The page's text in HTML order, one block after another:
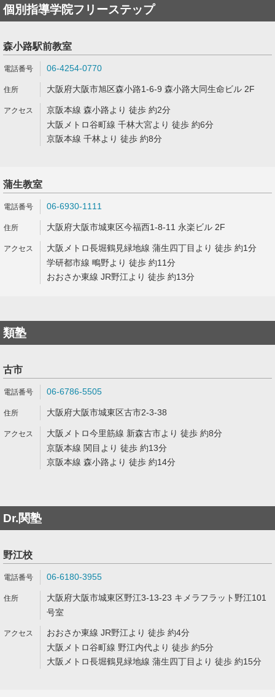
個別指導学院フリーステップ
森小路駅前教室
06-4254-0770
大阪府大阪市旭区森小路1-6-9 森小路大同生命ビル 2F
京阪本線 森小路より 徒歩 約2分
大阪メトロ谷町線 千林大宮より 徒歩 約6分
京阪本線 千林より 徒歩 約8分
蒲生教室
06-6930-1111
大阪府大阪市城東区今福西1-8-11 永楽ビル 2F
大阪メトロ長堀鶴見緑地線 蒲生四丁目より 徒歩 約1分
学研都市線 鴫野より 徒歩 約11分
おおさか東線 JR野江より 徒歩 約13分
類塾
古市
06-6786-5505
大阪府大阪市城東区古市2-3-38
大阪メトロ今里筋線 新森古市より 徒歩 約8分
京阪本線 関目より 徒歩 約13分
京阪本線 森小路より 徒歩 約14分
Dr.関塾
野江校
06-6180-3955
大阪府大阪市城東区野江3-13-23 キメラフラット野江101
号室
おおさか東線 JR野江より 徒歩 約4分
大阪メトロ谷町線 野江内代より 徒歩 約5分
大阪メトロ長堀鶴見緑地線 蒲生四丁目より 徒歩 約15分